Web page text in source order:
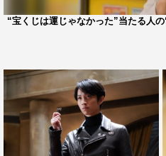
番組情報
日本テレビ系
毎週日曜 午後10時30分～11
＜配信＞
TVer、Hulu、Prime Video
“宝くじは運じゃなかった”当たる人